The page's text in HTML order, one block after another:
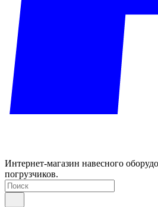
Интернет-магазин навесного
погрузчиков.